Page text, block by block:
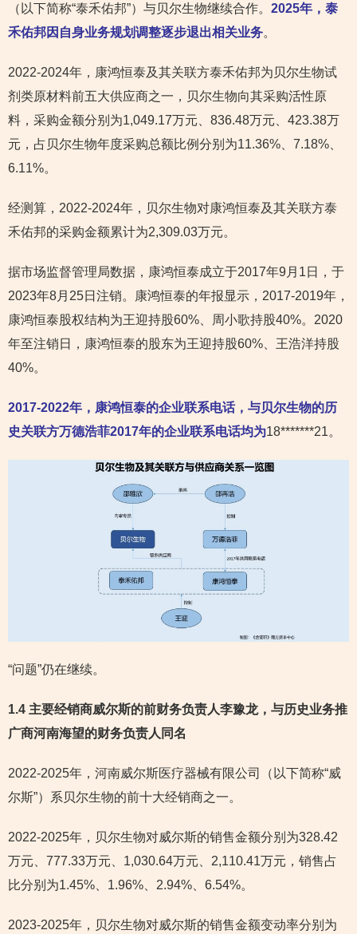
（以下简称“泰禾佑邦”）与贝尔生物继续合作。 2025年，泰
禾佑邦因自身业务规划调整逐步退出相关业务。
2022-2024年，康鸿恒泰及其关联方泰禾佑邦为贝尔生物试
剂类原材料前五大供应商之一，贝尔生物向其采购活性原
料，采购金额分别为1,049.17万元、836.48万元、423.38万
元，占贝尔生物年度采购总额比例分别为11.36%、7.18%、
6.11%。
经测算，2022-2024年，贝尔生物对康鸿恒泰及其关联方泰
禾佑邦的采购金额累计为2,309.03万元。
据市场监督管理局数据，康鸿恒泰成立于2017年9月1日，于
2023年8月25日注销。康鸿恒泰的年报显示，2017-2019年，
康鸿恒泰股权结构为王迎持股60%、周小歌持股40%。2020
年至注销日，康鸿恒泰的股东为王迎持股60%、王浩洋持股
40%。
2017-2022年，康鸿恒泰的企业联系电话，与贝尔生物的历
史关联方万德浩菲2017年的企业联系电话均为18*******21。
“问题”仍在继续。
1.4 主要经销商威尔斯的前财务负责人李豫龙，与历史业务推
广商河南海望的财务负责人同名
2022-2025年，河南威尔斯医疗器械有限公司（以下简称“威
尔斯”）系贝尔生物的前十大经销商之一。
2022-2025年，贝尔生物对威尔斯的销售金额分别为328.42
万元、777.33万元、1,030.64万元、2,110.41万元，销售占
比分别为1.45%、1.96%、2.94%、6.54%。
2023-2025年，贝尔生物对威尔斯的销售金额变动率分别为